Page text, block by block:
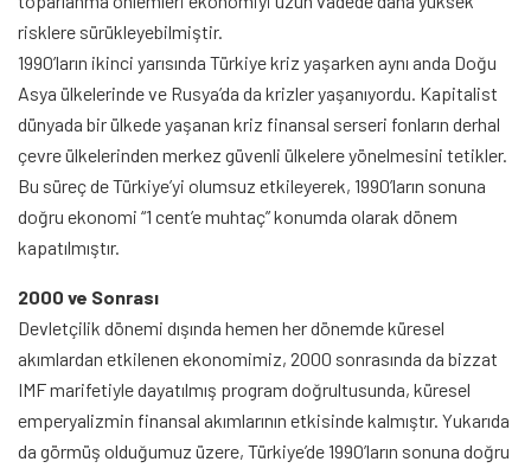
risklere sürükleyebilmiştir.
1990’ların ikinci yarısında Türkiye kriz yaşarken aynı anda Doğu
Asya ülkelerinde ve Rusya’da da krizler yaşanıyordu. Kapitalist
dünyada bir ülkede yaşanan kriz finansal serseri fonların derhal
çevre ülkelerinden merkez güvenli ülkelere yönelmesini tetikler.
Bu süreç de Türkiye’yi olumsuz etkileyerek, 1990’ların sonuna
doğru ekonomi “1 cent’e muhtaç” konumda olarak dönem
kapatılmıştır.
2000 ve Sonrası
Devletçilik dönemi dışında hemen her dönemde küresel
akımlardan etkilenen ekonomimiz, 2000 sonrasında da bizzat
IMF marifetiyle dayatılmış program doğrultusunda, küresel
emperyalizmin finansal akımlarının etkisinde kalmıştır. Yukarıda
da görmüş olduğumuz üzere, Türkiye’de 1990’ların sonuna doğru